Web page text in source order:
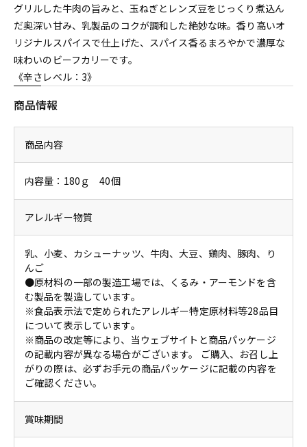
グリルした牛肉の旨みと、玉ねぎとレンズ豆をじっくり煮込ん
だ奥深い甘み、乳製品のコクが調和した絶妙な味。香り高いオ
リジナルスパイスで仕上げた、スパイス香るまろやかで濃厚な
味わいのビーフカリーです。
《辛さレベル：3》
商品情報
商品内容
内容量：180ｇ 40個
アレルギー物質
乳、小麦、カシューナッツ、牛肉、大豆、鶏肉、豚肉、り
んご
●原材料の一部の製造工場では、くるみ・アーモンドを含
む製品を製造しています。
※食品表示法で定められたアレルギー特定原材料等28品目
について表示しています。
※商品の改定等により、当ウェブサイトと商品パッケージ
の記載内容が異なる場合がございます。 ご購入、お召し上
がりの際は、必ずお手元の商品パッケージに記載の内容を
ご確認ください。
賞味期間